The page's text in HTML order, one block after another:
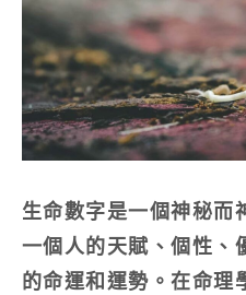
生命數字是一個神秘而
一個人的天賦、個性、
的命運和運勢。在命理